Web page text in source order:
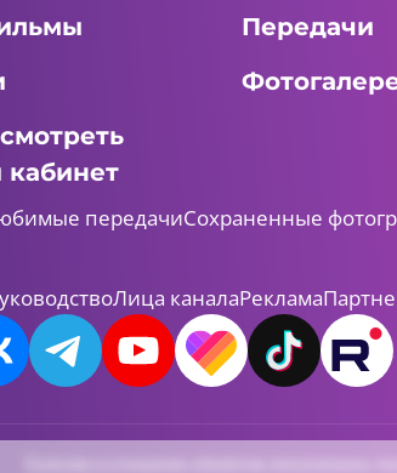
Передачи
передачиСохраненные
Лица каналаРеклама